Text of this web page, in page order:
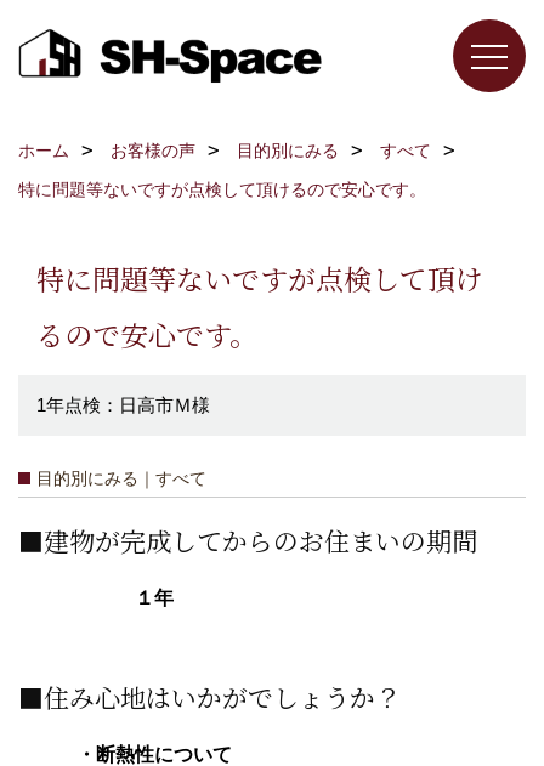
ホーム お客様の声 目的別にみる
すべて
特に問題等ないですが点検して頂けるので安心です。
特に問題等ないですが点検して頂け
るので安心です。
1年点検：日高市Ｍ様
目的別にみる｜すべて
■建物が完成してからのお住まいの期間
１年
■住み心地はいかがでしょうか？
・断熱性について